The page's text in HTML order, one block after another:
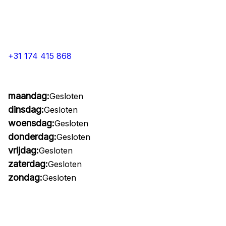
+31 174 415 868
maandag:Gesloten
dinsdag:Gesloten
woensdag:Gesloten
donderdag:Gesloten
vrijdag:Gesloten
zaterdag:Gesloten
zondag:Gesloten